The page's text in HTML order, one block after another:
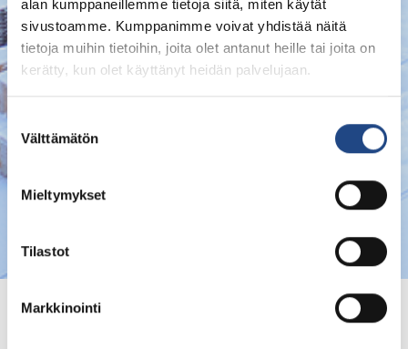
alan kumppaneillemme tietoja siitä, miten käytät
sivustoamme. Kumppanimme voivat yhdistää näitä
tietoja muihin tietoihin, joita olet antanut heille tai joita on
kerätty, kun olet käyttänyt heidän palvelujaan.
Suostumuksen
valinta
Välttämätön
Mieltymykset
Tilastot
Markkinointi
Subscribe to